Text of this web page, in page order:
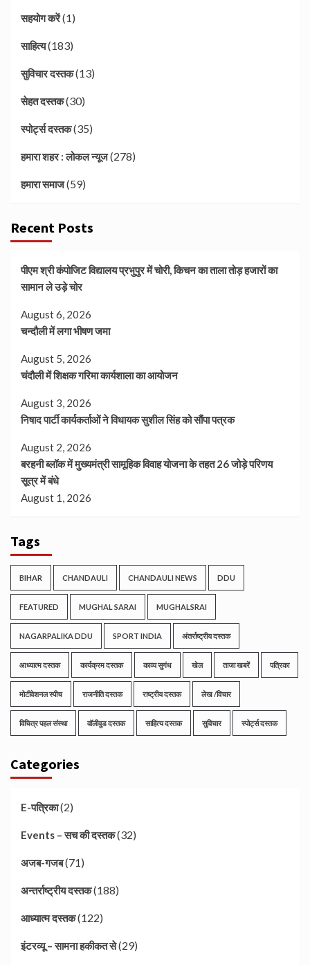
सहयोग करें(1)
साहित्य(183)
सुविचार दस्तक(13)
सेहत दस्तक(30)
स्पोर्ट्स दस्तक(35)
हमारा शहर : लोकल न्यूज(278)
हमारा समाज(59)
Recent Posts
पीएम श्री कंपोजिट विद्यालय प्रभुपुर में चोरी, किचन का ताला तोड़ हजारों का
सामान ले उड़े चोर
August 6, 2026
चन्दौली में लगा भीषण जमा
August 5, 2026
चंदौली में शिक्षक गरिमा कार्यशाला का आयोजन
August 3, 2026
निषाद पार्टी कार्यकर्ताओं ने विधायक सुशील सिंह को सौंपा पत्रक
August 2, 2026
बरहनी ब्लॉक में मुख्यमंत्री सामूहिक विवाह योजना के तहत 26 जोड़े परिणय
सूत्र में बंधे
August 1, 2026
Tags
BIHAR CHANDAULI CHANDAULI NEWS DDU
FEATURED MUGHAL SARAI MUGHALSRAI
NAGARPALIKA DDU SPORT INDIA अंतर्राष्ट्रीय दस्तक
आध्यात्म दस्तक कार्यक्रम दस्तक काव्य सुगंध खेल ताजा खबरें पत्रिका
मोटीवेशनल स्पीच राजनीति दस्तक राष्ट्रीय दस्तक लेख /विचार
विचित्र पहल संस्था वॉलीवुड दस्तक साहित्य दस्तक सुविचार स्पोर्ट्स दस्तक
Categories
E-पत्रिका(2)
Events – सच की दस्तक(32)
अजब-गजब(71)
अन्तर्राष्ट्रीय दस्तक(188)
आध्यात्म दस्तक(122)
इंटरव्यू – सामना हकीकत से(29)